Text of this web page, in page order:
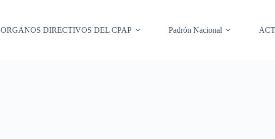
ORGANOS DIRECTIVOS DEL CPAP
Padrón Nacional